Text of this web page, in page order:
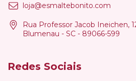
loja@esmaltebonito.com
Rua Professor Jacob Ineichen,
Blumenau - SC - 89066-599
Redes Sociais